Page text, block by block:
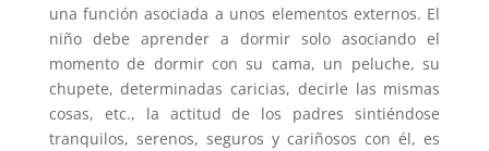
una función asociada a unos elementos externos. El
niño debe aprender a dormir solo asociando el
momento de dormir con su cama, un peluche, su
chupete, determinadas caricias, decirle las mismas
cosas, etc., la actitud de los padres sintiéndose
tranquilos, serenos, seguros y cariñosos con él, es